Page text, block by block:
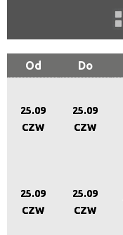
Kategoria
Organizator
Od Do
25.09
CZW
25.09
CZW
25.09
CZW
25.09
CZW